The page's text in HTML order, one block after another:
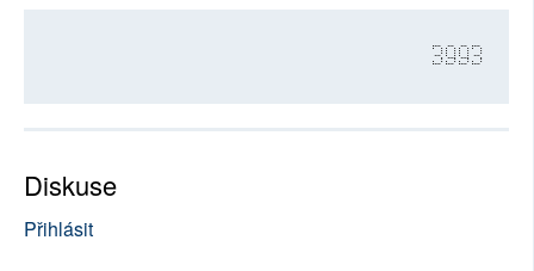
3993
Diskuse
Přihlásit